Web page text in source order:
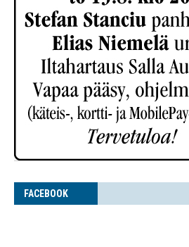
FACE­BOOK